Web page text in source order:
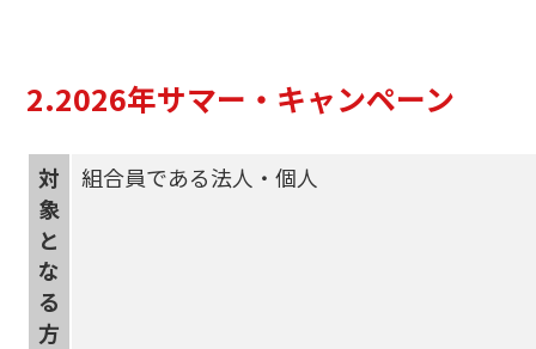
2.2026年サマー・キャンペーン
対
象
と
な
る
方
組合員である法人・個人